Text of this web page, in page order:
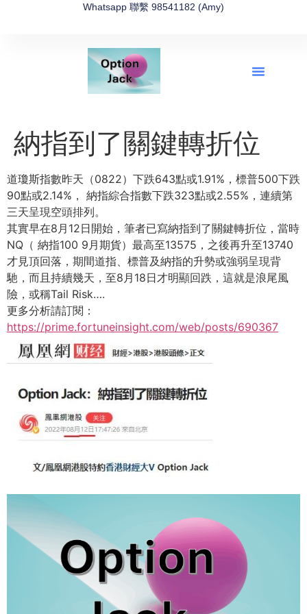
Whatsapp 聯繫 98541182 (Amy)
納指到了關鍵轉折位
道瓊斯指數昨天（0822）下跌643點或1.91%，標普500下跌
90點或2.14%， 納指綜合指數下跌323點或2.55%，連續第
三天呈現空頭排列。
其實早在8月12日開始，筆者已寫納指到了關鍵轉折位，當時
NQ（ 納指100 9月期貨）最高至13575，之後再升至13740
才見頂回落，期間道指、標普及納指的升勢或強弱呈現背
馳，而且持續幾天，至8月18日才明顯回跌，這就是浪尾風
險，或稱Tail Risk….
更多分析請訂閱：
https://prime.fortuneinsight.com/web/posts/690367